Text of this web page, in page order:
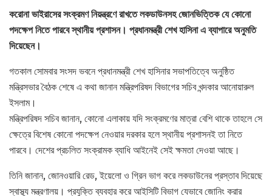
করোনা ভাইরাসের সংক্রমণ নিয়ন্ত্রণে রাখতে লকডাউনসহ জোনভিত্তিক যে কোনো
পদক্ষেপ নিতে পারবে স্থানীয় প্রশাসন। প্রধানমন্ত্রী শেখ হাসিনা এ ব্যাপারে অনুমতি
দিয়েছেন।
গতকাল সোমবার সংসদ ভবনে প্রধানমন্ত্রী শেখ হাসিনার সভাপতিত্বে অনুষ্ঠিত
মন্ত্রিসভার বৈঠক শেষে এ কথা জানান মন্ত্রিপরিষদ বিভাগের সচিব খন্দকার আনোয়ারুল
ইসলাম।
মন্ত্রিপরিষদ সচিব জানান, কোনো এলাকায় যদি সংক্রমণের মাত্রা বেশি থাকে তাহলে সে
ক্ষেত্রে বিশেষ কোনো পদক্ষেপ নেওয়ার দরকার হলে স্থানীয় প্রশাসনই তা নিতে
পারবে। দেশের প্রচলিত সংক্রামক ব্যাধি আইনেই সেই ক্ষমতা দেওয়া আছে।
তিনি জানান, জোনওয়ারি রেড, ইয়েলো ও গ্রিন ভাগ করে লকডাউনের প্রস্তাব দিয়েছে
স্বাস্থ্য মন্ত্রণালয়। প্রযুক্তি ব্যবহার করে আইসিটি বিভাগ যেভাবে জোনিং করার